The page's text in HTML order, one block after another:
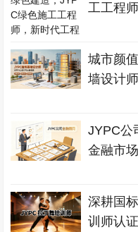
工工程
城市颜
墙设计
JYPC
金融市
深耕国
训师认